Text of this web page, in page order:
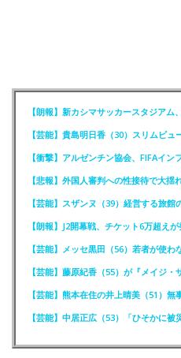
【朗報】新カシマサッカースタジアム
【芸能】スザンヌ（39）経営する旅
【朗報】J2開幕戦、チケット6万超え
【芸能】メッセ黒田（56）若者が使
【芸能】中居正広（53）「ひそかに被